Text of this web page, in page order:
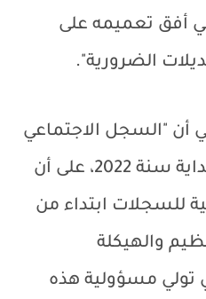
أفق تعميمه على
الضرورية".
أن "السجل الاجتماعي
الموحد سيكون جاهزا بداية سنة 2022، على أن
للسجلات ابتداء من
التنظيم والهيكلة
تولي مسؤولية هذه